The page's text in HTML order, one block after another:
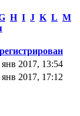
H I J K L M
янв 2017, 13:54
2017, 17:12